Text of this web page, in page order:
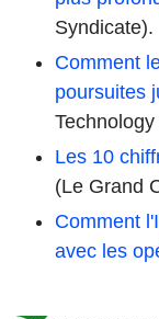
Syndicate).
Comment
poursuites
Les 10
(Le Grand
Comment
avec les